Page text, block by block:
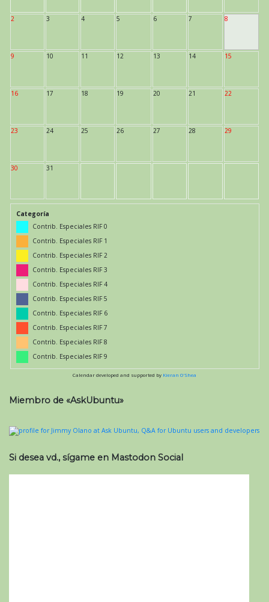
2 3 4 5 6 7 8
9 10 11 12 13 14 15
16 17 18 19 20 21 22
23 24 25 26 27 28 29
30 31
Categoría
Contrib. Especiales RIF 0
Contrib. Especiales RIF 1
Contrib. Especiales RIF 2
Contrib. Especiales RIF 3
Contrib. Especiales RIF 4
Contrib. Especiales RIF 5
Contrib. Especiales RIF 6
Contrib. Especiales RIF 7
Contrib. Especiales RIF 8
Contrib. Especiales RIF 9
Calendar developed and supported by Kieran O'Shea
Miembro de «AskUbuntu»
Si desea vd., sígame en Mastodon Social